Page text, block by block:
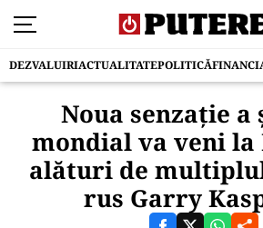
DEZVALUIRIACTUALITATEPOLITICĂ
Noua senzație a
mondial va veni la
alături de
rus Garry